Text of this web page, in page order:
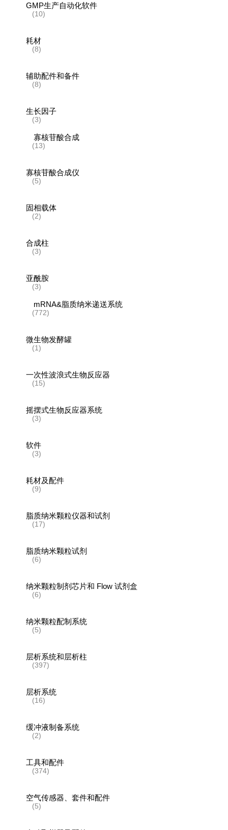
GMP生产自动化软件
(10)
耗材
(8)
辅助配件和备件
(8)
生长因子
(3)
寡核苷酸合成
(13)
寡核苷酸合成仪
(5)
固相载体
(2)
合成柱
(3)
亚酰胺
(3)
mRNA&脂质纳米递送系统
(772)
微生物发酵罐
(1)
一次性波浪式生物反应器
(15)
摇摆式生物反应器系统
(3)
软件
(3)
耗材及配件
(9)
脂质纳米颗粒仪器和试剂
(17)
脂质纳米颗粒试剂
(6)
纳米颗粒制剂芯片和 Flow 试剂盒
(6)
纳米颗粒配制系统
(5)
层析系统和层析柱
(397)
层析系统
(16)
缓冲液制备系统
(2)
工具和配件
(374)
空气传感器、套件和配件
(5)